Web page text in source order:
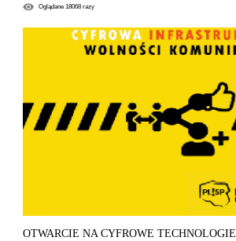
Oglądane18068 razy
OTWARCIE NA CYFROWE TECHNOLOGIE